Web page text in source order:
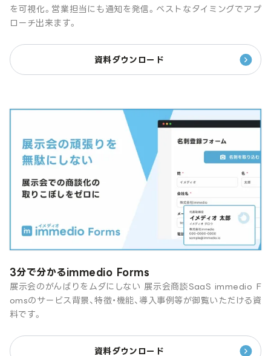
を可視化。営業担当にも通知を発信。ベストなタイミングでアプ
ローチ出来ます。
資料ダウンロード
3分で分かるimmedio Forms
展示会のがんばりをムダにしない 展示会商談SaaS immedio F
omsのサービス背景、特徴・機能、導入事例等が御覧いただける資
料です。
資料ダウンロード